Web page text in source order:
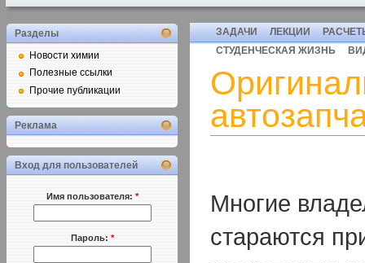
ЗАДАЧИ ЛЕКЦИИ
СТУДЕНЧЕСКАЯ ЖИЗНЬ
Многие
стараются
Разделы
Новости химии
Полезные ссылки
Прочие публикации
Реклама
Вход для пользователей
Имя пользователя: *
Пароль: *